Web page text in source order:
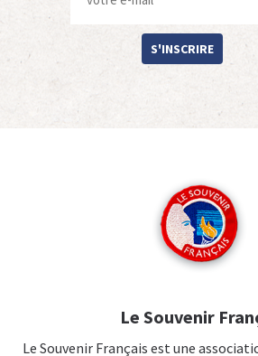
S'INSCRIRE
Le Souvenir
Le Souvenir Français est une